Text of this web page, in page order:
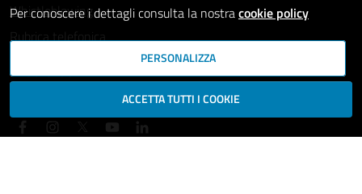
Whistleblowing
Rubrica telefonica
SEGUICI SU
Per conoscere i dettagli consulta la nostracookie policy
PERSONALIZZA
ACCETTA TUTTI I COOKIE